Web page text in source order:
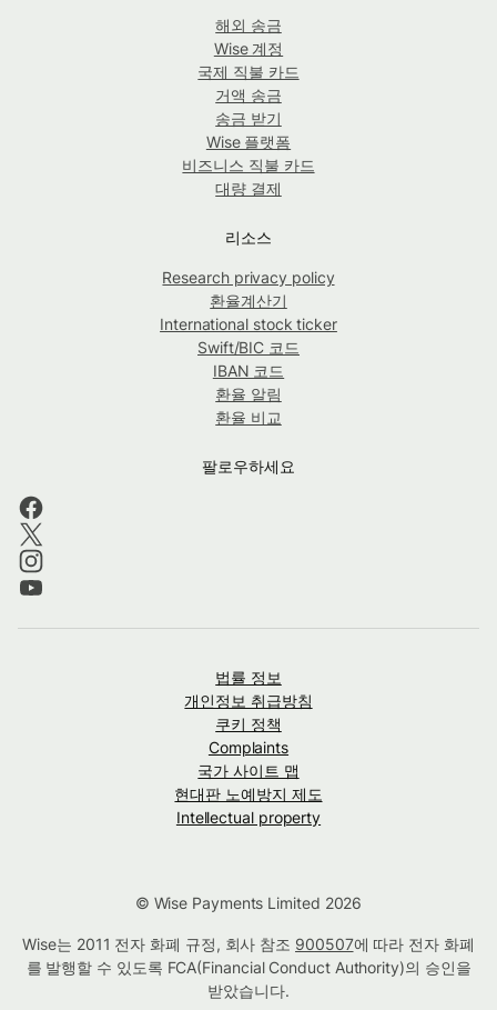
해외 송금
Wise 계정
국제 직불 카드
거액 송금
송금 받기
Wise 플랫폼
비즈니스 직불 카드
대량 결제
리소스
Research privacy policy
환율계산기
International stock ticker
Swift/BIC 코드
IBAN 코드
환율 알림
환율 비교
팔로우하세요
법률 정보
개인정보 취급방침
쿠키 정책
Complaints
국가 사이트 맵
현대판 노예방지 제도
Intellectual property
© Wise Payments Limited 2026
Wise는 2011 전자 화폐 규정, 회사 참조 900507에 따라 전자 화폐
를 발행할 수 있도록 FCA(Financial Conduct Authority)의 승인을
받았습니다.